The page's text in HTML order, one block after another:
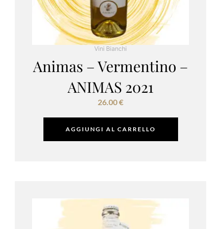
Vini Bianchi
Animas – Vermentino –
ANIMAS 2021
26.00€
AGGIUNGI AL CARRELLO